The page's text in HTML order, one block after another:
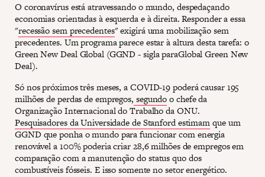
O coronavírus está atravessando o mundo, despedaçando
economias orientadas à esquerda e à direita. Responder a essa
"recessão sem precedentes" exigirá uma mobilização sem
precedentes. Um programa parece estar à altura desta tarefa: o
Green New Deal Global (GGND - sigla paraGlobal Green New
Deal).
Só nos próximos três meses, a COVID-19 poderá causar 195
milhões de perdas de empregos, segundoo chefe da
Organização Internacional do Trabalho da ONU.
Pesquisadores da Universidade de Stanford estimamque um
GGND que ponha o mundo para funcionar com energia
renovável a 100% poderia criar 28,6 milhões de empregos em
comparação com a manutenção do status quo dos
combustíveis fósseis. E isso somente no setor energético.